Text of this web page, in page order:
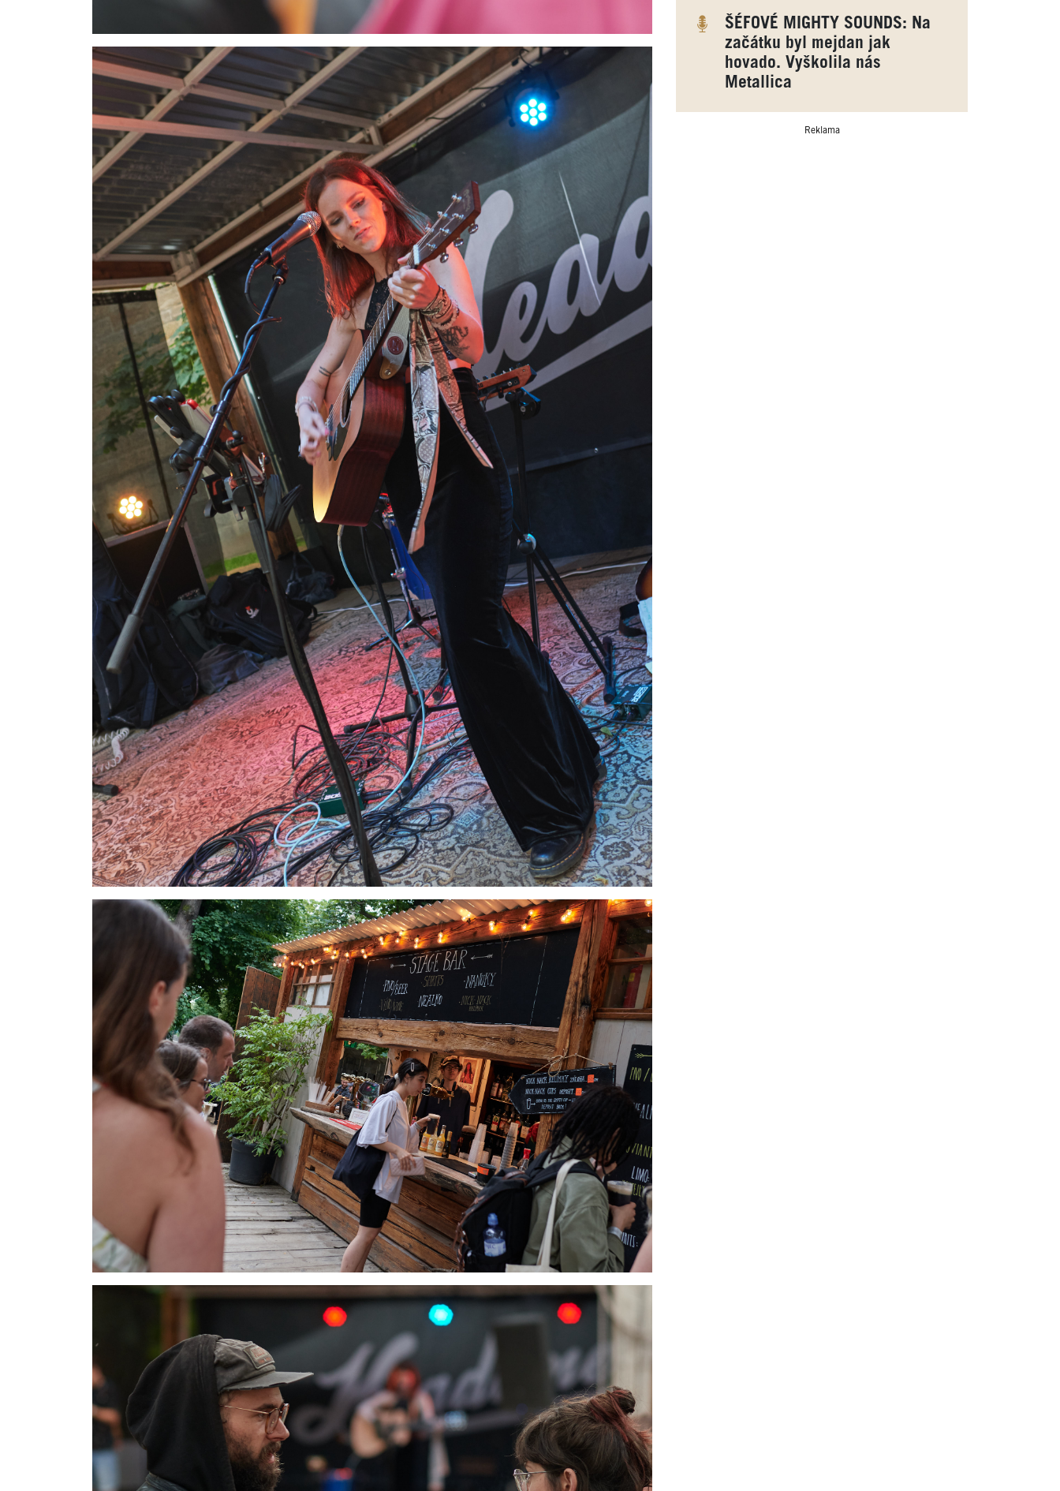
ŠÉFOVÉ MIGHTY SOUNDS: Na
začátku byl mejdan jak
hovado. Vyškolila nás
Metallica
Reklama